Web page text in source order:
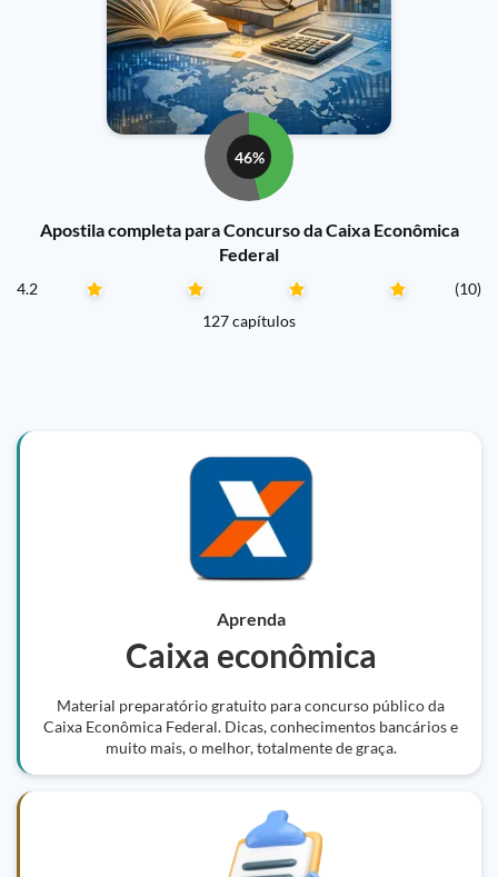
46%
Apostila completa para Concurso da Caixa Econômica
Federal
4.2
(10)
127 capítulos
Aprenda
Caixa econômica
Material preparatório gratuito para concurso público da
Caixa Econômica Federal. Dicas, conhecimentos bancários e
muito mais, o melhor, totalmente de graça.